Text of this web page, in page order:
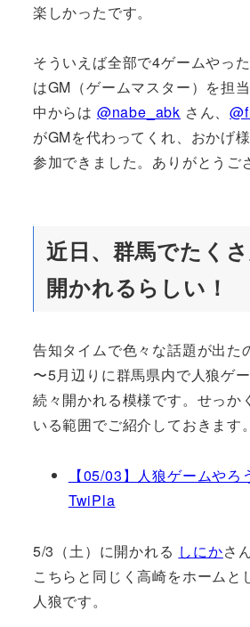
楽しかったです。
そういえば全部で4ゲームやっ
はGM（ゲームマスター）を担
中からは @nabe_abk さん、
がGMを代わってくれ、おかげ
参加できました。ありがとうご
近日、群馬でたく
開かれるらしい！
告知タイムで色々な話題が出た
〜5月辺りに群馬県内で人狼ゲ
続々開かれる模様です。せっか
いる範囲でご紹介しておきます。
【05/03】人狼ゲームや
TwiPla
5/3（土）に開かれる しにかさ
こちらと同じく高崎をホームと
人狼です。